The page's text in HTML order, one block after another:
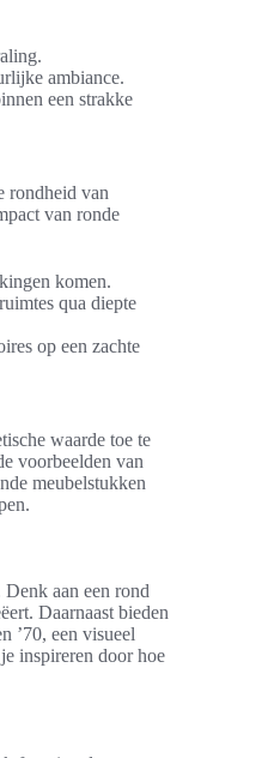
ambiance.
een strakke
rondheid van
van ronde
komen.
qua diepte
op een zachte
waarde toe te
voorbeelden van
meubelstukken
aan een rond
Daarnaast bieden
’70, een visueel
inspireren door hoe